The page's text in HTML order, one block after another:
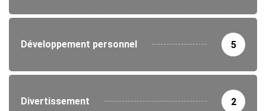
Développement personnel 5
Divertissement 2